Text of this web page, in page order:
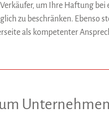
Verkäufer, um Ihre Haftung
zu beschränken. Ebenso
als kompetenter